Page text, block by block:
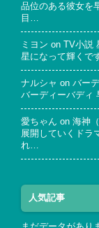
品位のある彼女を
目…
ミヨン on TV小説
星になって輝くで
ナルシャ on バー
バーディーバディ
愛ちゃん on 海神
展開していくド
れ…
人気記事